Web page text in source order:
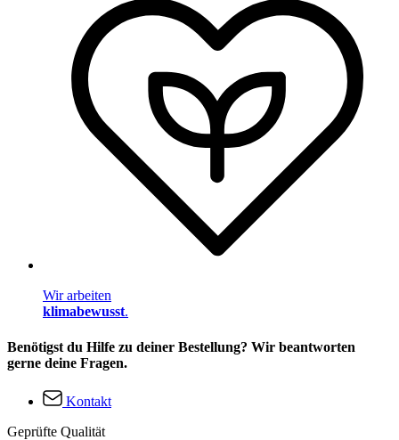
Wir arbeiten
klimabewusst.
Benötigst du Hilfe zu deiner Bestellung? Wir beantworten
gerne deine Fragen.
Kontakt
Geprüfte Qualität